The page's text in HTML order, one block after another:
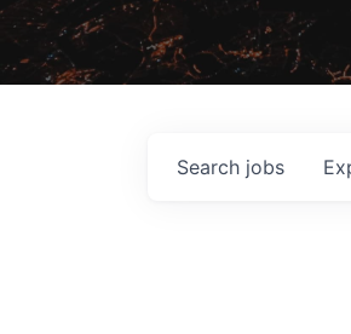
Search jobs